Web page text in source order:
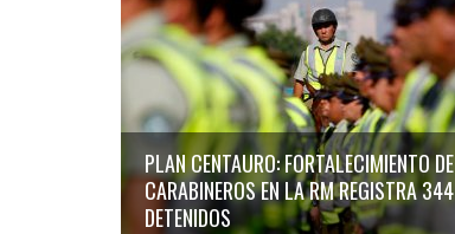
PLAN CENTAURO: FORTALECIMIENTO DE
CARABINEROS EN LA RM REGISTRA 344
DETENIDOS